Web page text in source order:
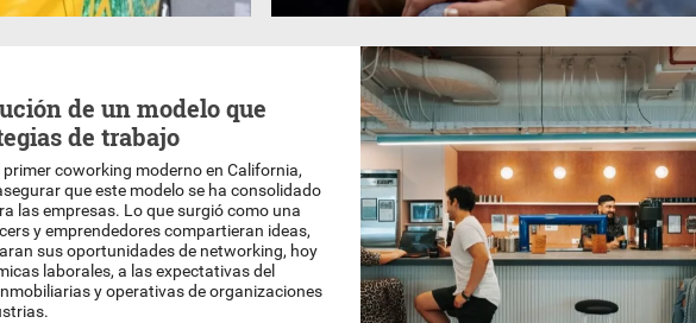
de un modelo que
de trabajo
coworking moderno en California,
que este modelo se ha consolidado
las empresas. Lo que surgió como una
y emprendedores compartieran ideas,
sus oportunidades de networking, hoy
laborales, a las expectativas del
y operativas de organizaciones